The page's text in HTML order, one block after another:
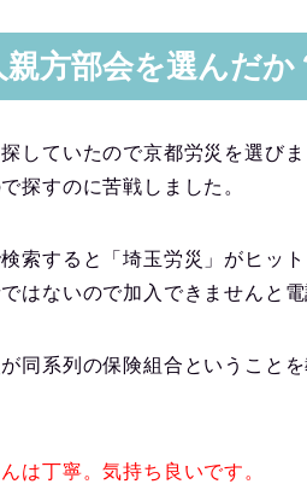
方部会を選んだか
していたので京都労災を選びま
探すのに苦戦しました。
索すると 「埼玉労災」 がヒッ
はないので加入できませんと
同系列の保険組合ということ
は丁寧。気持ち良いです。